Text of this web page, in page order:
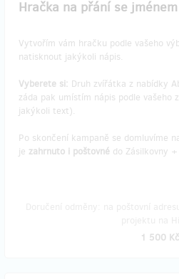
Hračka na přání se jménem
Vytvořím vám hračku podle vašeho
natisknout jakýkoli nápis.
Vyberete si: Druh zvířátka z nabídky
záda pak umístím nápis podle vašeho
jakýkoli text).
Po skončení kampaně se domluvíme
je zahrnuto i poštovné do Zásilkovny
1 500 Kč